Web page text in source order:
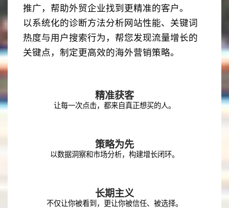
推广，帮助外贸企业找到更精准的客户。
以系统化的诊断方法分析网站性能、关键词
热度与用户搜索行为，帮您发现流量增长的
关键点，制定更高效的海外营销策略。
精准获客
让每一次点击，都来自真正想买的人。
策略为先
以数据洞察和市场分析，构建增长闭环。
长期主义
不仅让你被看到，更让你被信任、被选择。